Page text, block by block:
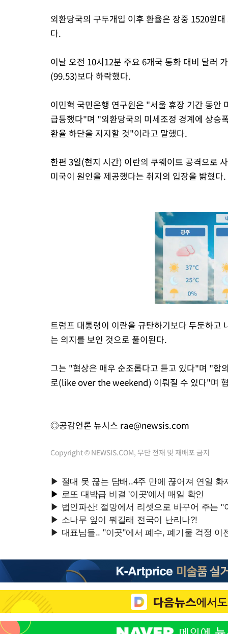
외환당국의 구두개입 이후 환율은 장중 1520원
다.
이날 오전 10시12분 주요 6개국 통화 대비 달러
(99.53)보다 하락했다.
이민혁 국민은행 연구원은 "서울 휴장 기간 동안
급등했다"며 "외환당국의 미세조정 경계에 상승
환율 하단을 지지할 것"이라고 말했다.
한편 3일(현지 시간) 이란의 쿠웨이트 공격으로
미국이 원인을 제공했다는 취지의 입장을 밝혔다.
트럼프 대통령이 이란을 규탄하기보다 두둔하고
는 의지를 보인 것으로 풀이된다.
그는 "협상은 매우 순조롭다고 듣고 있다"며 "합
로(like over the weekend) 이뤄질 수 있다"며
◎공감언론 뉴시스 rae@newsis.com
Copyright © NEWSIS.COM, 무단 전재 및 재배포 금지